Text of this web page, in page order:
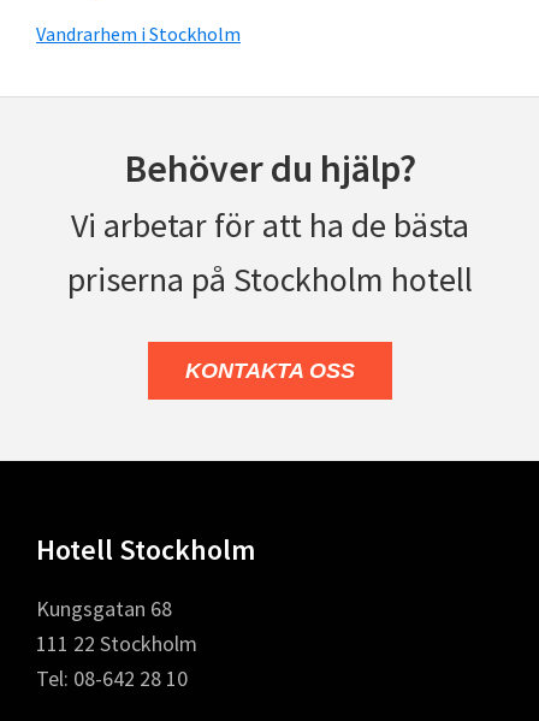
Vandrarhem i Stockholm
Behöver du hjälp?
Vi arbetar för att ha de bästa
priserna på Stockholm hotell
KONTAKTA OSS
Footer
Hotell Stockholm
Kungsgatan 68
111 22 Stockholm
Tel: 08-642 28 10